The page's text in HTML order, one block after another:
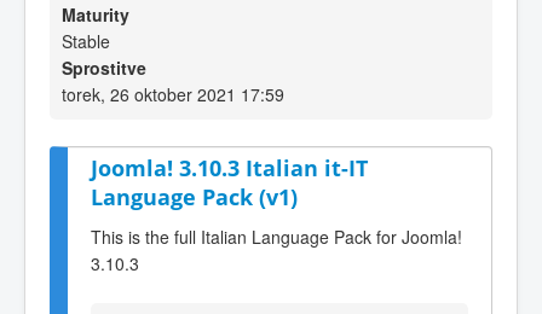
Maturity
Stable
Sprostitve
torek, 26 oktober 2021 17:59
Joomla! 3.10.3 Italian it-IT
Language Pack (v1)
This is the full Italian Language Pack for Joomla!
3.10.3